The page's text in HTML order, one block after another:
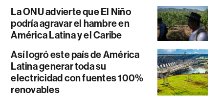
La ONU advierte que El Niño
podría agravar el hambre en
América Latina y el Caribe
Así logró este país de América
Latina generar toda su
electricidad con fuentes 100%
renovables